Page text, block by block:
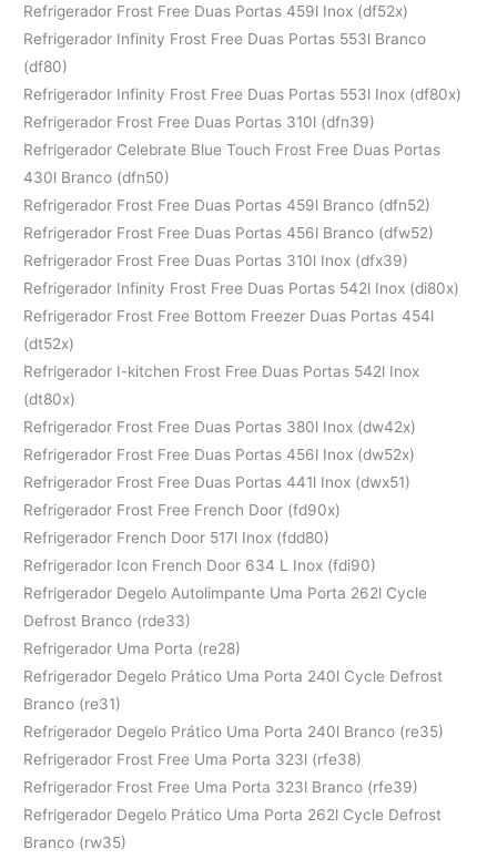
Refrigerador Frost Free Duas Portas 459l Inox (df52x)
Refrigerador Infinity Frost Free Duas Portas 553l Branco
(df80)
Refrigerador Infinity Frost Free Duas Portas 553l Inox (df80x)
Refrigerador Frost Free Duas Portas 310l (dfn39)
Refrigerador Celebrate Blue Touch Frost Free Duas Portas
430l Branco (dfn50)
Refrigerador Frost Free Duas Portas 459l Branco (dfn52)
Refrigerador Frost Free Duas Portas 456l Branco (dfw52)
Refrigerador Frost Free Duas Portas 310l Inox (dfx39)
Refrigerador Infinity Frost Free Duas Portas 542l Inox (di80x)
Refrigerador Frost Free Bottom Freezer Duas Portas 454l
(dt52x)
Refrigerador I-kitchen Frost Free Duas Portas 542l Inox
(dt80x)
Refrigerador Frost Free Duas Portas 380l Inox (dw42x)
Refrigerador Frost Free Duas Portas 456l Inox (dw52x)
Refrigerador Frost Free Duas Portas 441l Inox (dwx51)
Refrigerador Frost Free French Door (fd90x)
Refrigerador French Door 517l Inox (fdd80)
Refrigerador Icon French Door 634 L Inox (fdi90)
Refrigerador Degelo Autolimpante Uma Porta 262l Cycle
Defrost Branco (rde33)
Refrigerador Uma Porta (re28)
Refrigerador Degelo Prático Uma Porta 240l Cycle Defrost
Branco (re31)
Refrigerador Degelo Prático Uma Porta 240l Branco (re35)
Refrigerador Frost Free Uma Porta 323l (rfe38)
Refrigerador Frost Free Uma Porta 323l Branco (rfe39)
Refrigerador Degelo Prático Uma Porta 262l Cycle Defrost
Branco (rw35)